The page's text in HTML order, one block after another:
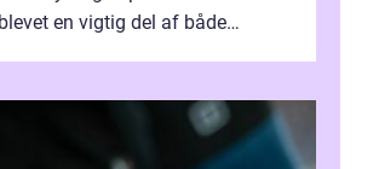
en vigtig del af både